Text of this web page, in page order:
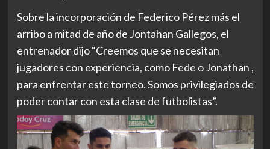
Sobre la incorporación de Federico Pérez más el
arribo a mitad de año de Jontahan Gallegos, el
entrenador dijo “Creemos que se necesitan
jugadores con experiencia, como Fede o Jonathan ,
para enfrentar este torneo. Somos privilegiados de
poder contar con esta clase de futbolistas”.